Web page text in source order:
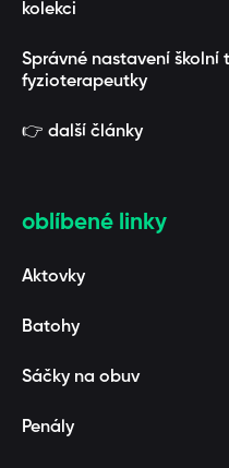
kolekci
Správné nastavení školní
fyzioterapeutky
👉 další články
oblíbené linky
Aktovky
Batohy
Sáčky na obuv
Penály